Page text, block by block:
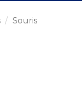
/ Souris